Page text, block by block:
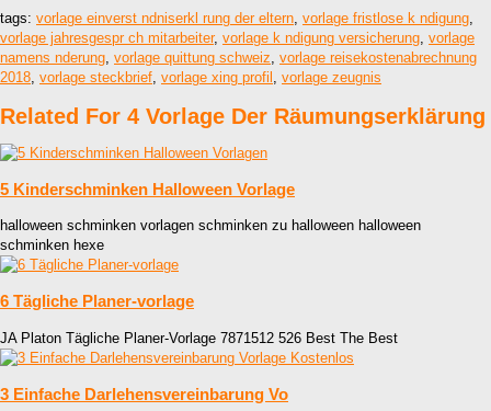
tags: vorlage einverst ndniserkl rung der eltern, vorlage fristlose k ndigung,
vorlage jahresgespr ch mitarbeiter, vorlage k ndigung versicherung, vorlage
namens nderung, vorlage quittung schweiz, vorlage reisekostenabrechnung
2018, vorlage steckbrief, vorlage xing profil , vorlage zeugnis
Related For 4 Vorlage Der Räumungserklärung
5 Kinderschminken Halloween Vorlage
halloween schminken vorlagen schminken zu halloween halloween
schminken hexe
6 Tägliche Planer-vorlage
JA Platon Tägliche Planer-Vorlage 7871512 526 Best The Best
3 Einfache Darlehensvereinbarung Vo